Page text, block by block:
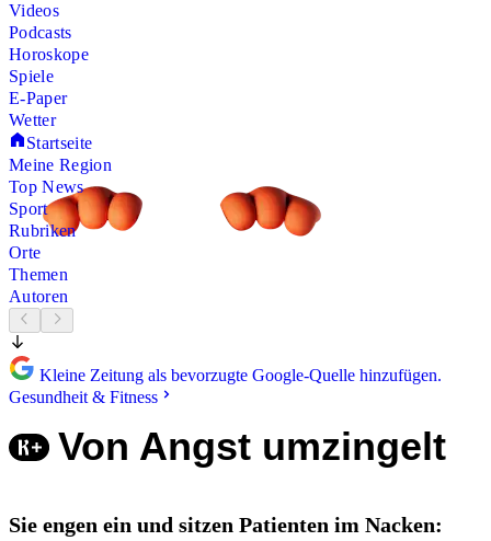
Videos
Podcasts
Horoskope
Spiele
E-Paper
Wetter
Startseite
Meine Region
Top News
Sport
Rubriken
Orte
Themen
Autoren
Kleine Zeitung als bevorzugte Google-Quelle hinzufügen.
Gesundheit & Fitness
Von Angst umzingelt
Sie engen ein und sitzen Patienten im Nacken: